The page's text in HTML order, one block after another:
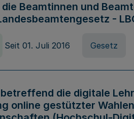
Beamtinnen und
-
Seit 01. Juli 2016 Gesetz
die digitale
online gestützter